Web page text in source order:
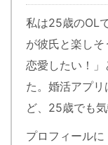
私は25歳のOL
が彼氏と楽し
恋愛したい！
た。婚活アプ
ど、25歳でも
プロフィール